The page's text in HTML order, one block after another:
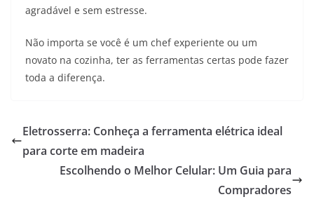
agradável e sem estresse.
Não importa se você é um chef experiente ou um
novato na cozinha, ter as ferramentas certas pode fazer
toda a diferença.
Eletrosserra: Conheça a ferramenta elétrica ideal
para corte em madeira
Escolhendo o Melhor Celular: Um Guia para
Compradores